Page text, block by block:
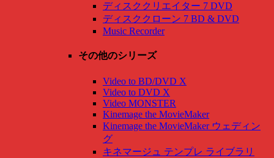
ディスククリエイター 7 DVD
ディスククローン 7 BD & DVD
Music Recorder
その他のシリーズ
Video to BD/DVD X
Video to DVD X
Video MONSTER
Kinemage the MovieMaker
Kinemage the MovieMaker ウェディン
グ
キネマージュ テンプレ ライブラリ